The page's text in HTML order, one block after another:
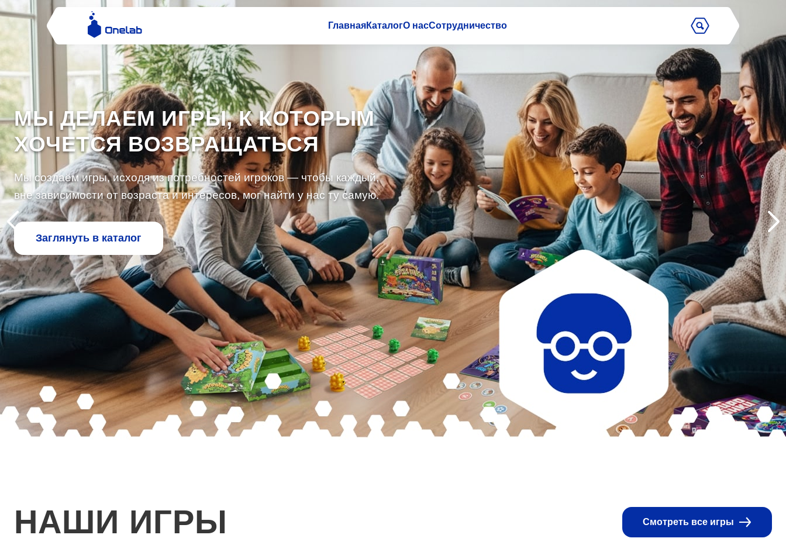
ГлавнаяКаталогО насСотрудничество
МЫ ДЕЛАЕМ ИГРЫ, К КОТОРЫМ
ХОЧЕТСЯ ВОЗВРАЩАТЬСЯ
Мы создаём игры, исходя из потребностей игроков — чтобы каждый,
вне зависимости от возраста и интересов, мог найти у нас ту самую.
Заглянуть в каталог
НАШИ ИГРЫ Смотреть все игры